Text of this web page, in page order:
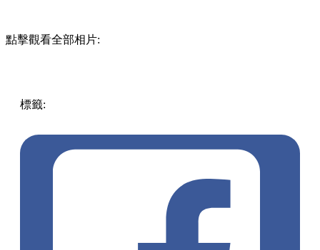
點擊觀看全部相片:
標籤: